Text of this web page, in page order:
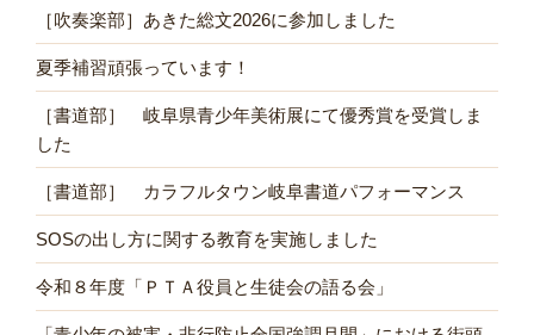
［吹奏楽部］あきた総文2026に参加しました
夏季補習頑張っています！
［書道部］ 岐阜県青少年美術展にて優秀賞を受賞しま
した
［書道部］ カラフルタウン岐阜書道パフォーマンス
SOSの出し方に関する教育を実施しました
令和８年度「ＰＴＡ役員と生徒会の語る会」